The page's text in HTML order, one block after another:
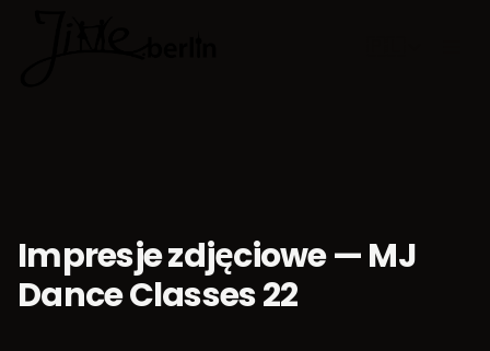
Impresje zdjęciowe — MJ
Dance Classes 22